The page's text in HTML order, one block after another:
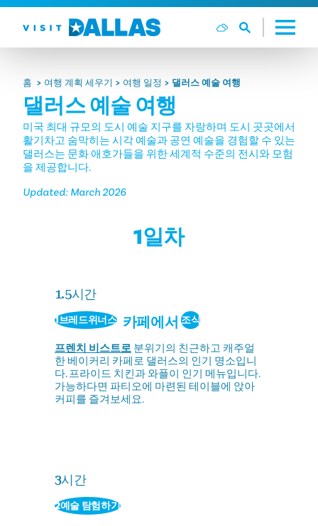
본문으로 건너뛰기
홈 여행 계획 세우기 여행 일정 댈러스 예술 여행
댈러스 예술 여행
미국 최대 규모의 도시 예술 지구를 자랑하며 도시 곳곳에서
활기차고 숨막히는 시각 예술과 공연 예술을 경험할 수 있는
댈러스는 문화 애호가들을 위한 세계적 수준의 전시와 모험
을 제공합니다.
Updated: March 2026
1일차
1.5시간
1브레드위너스 카페에서 조식
프렌치 비스트로분위기의 친근하고 캐주얼
한 베이커리 카페로 댈러스의 인기 명소입니
다. 프라이드 치킨과 와플이 인기 메뉴입니다.
가능하다면 파티오에 마련된 테이블에 앉아
커피를 즐겨보세요.
3시간
2예술 탐험하기